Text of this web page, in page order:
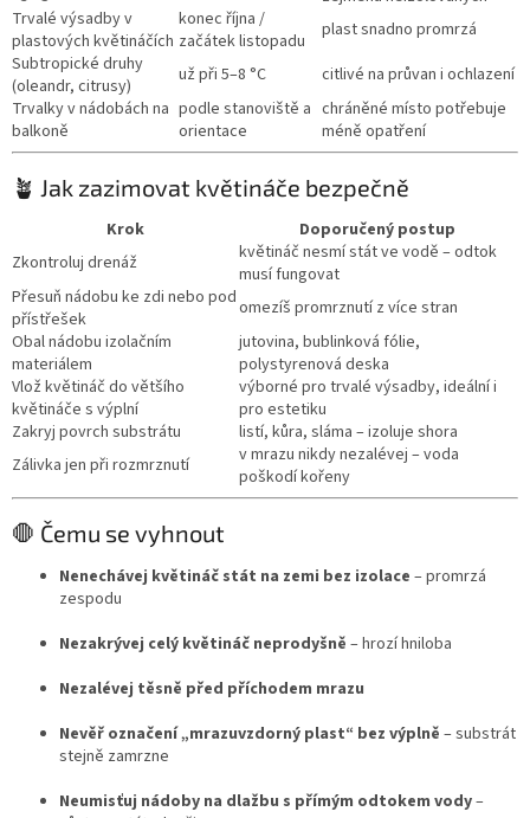
Trvalé výsadby v
plastových květináčích
konec října /
začátek listopadu
plast snadno promrzá
Subtropické druhy
(oleandr, citrusy)
už při 5–8 °C
citlivé na průvan i ochlazení
Trvalky v nádobách na
balkoně
podle stanoviště a
orientace
chráněné místo potřebuje
méně opatření
🪴 Jak zazimovat květináče bezpečně
Krok
Doporučený postup
Zkontroluj drenáž
květináč nesmí stát ve vodě – odtok
musí fungovat
Přesuň nádobu ke zdi nebo pod
přístřešek
omezíš promrznutí z více stran
Obal nádobu izolačním
materiálem
jutovina, bublinková fólie,
polystyrenová deska
Vlož květináč do většího
květináče s výplní
výborné pro trvalé výsadby, ideální i
pro estetiku
Zakryj povrch substrátu
listí, kůra, sláma – izoluje shora
Zálivka jen při rozmrznutí
v mrazu nikdy nezalévej – voda
poškodí kořeny
🛑 Čemu se vyhnout
Nenechávej květináč stát na zemi bez izolace – promrzá
zespodu
Nezakrývej celý květináč neprodyšně – hrozí hniloba
Nezalévej těsně před příchodem mrazu
Nevěř označení „mrazuvzdorný plast“ bez výplně – substrát
stejně zamrzne
Neumisťuj nádoby na dlažbu s přímým odtokem vody–